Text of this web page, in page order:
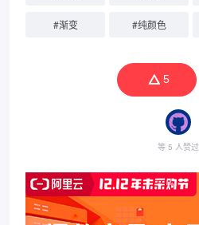
#渐变 #纯颜色
5
等 5 人赞过